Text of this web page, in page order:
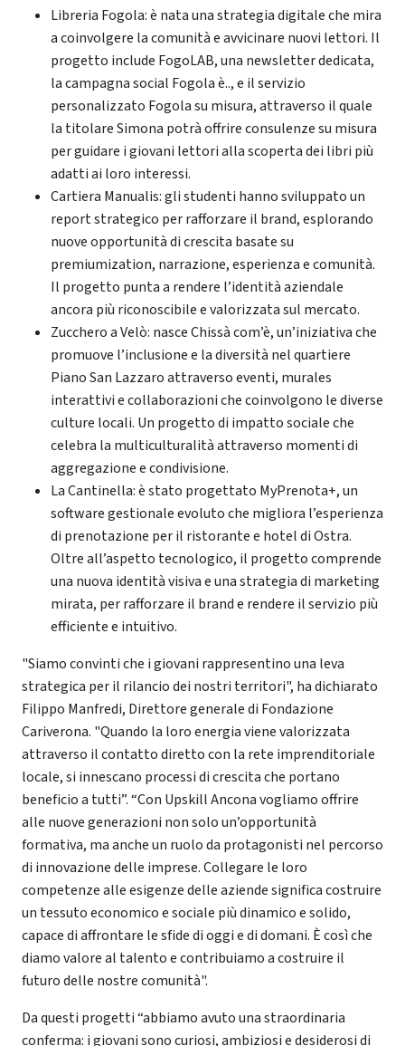
Libreria Fogola: è nata una strategia digitale che mira
a coinvolgere la comunità e avvicinare nuovi lettori. Il
progetto include FogoLAB, una newsletter dedicata,
la campagna social Fogola è.., e il servizio
personalizzato Fogola su misura, attraverso il quale
la titolare Simona potrà offrire consulenze su misura
per guidare i giovani lettori alla scoperta dei libri più
adatti ai loro interessi.
Cartiera Manualis: gli studenti hanno sviluppato un
report strategico per rafforzare il brand, esplorando
nuove opportunità di crescita basate su
premiumization, narrazione, esperienza e comunità.
Il progetto punta a rendere l’identità aziendale
ancora più riconoscibile e valorizzata sul mercato.
Zucchero a Velò: nasce Chissà com’è, un’iniziativa che
promuove l’inclusione e la diversità nel quartiere
Piano San Lazzaro attraverso eventi, murales
interattivi e collaborazioni che coinvolgono le diverse
culture locali. Un progetto di impatto sociale che
celebra la multiculturalità attraverso momenti di
aggregazione e condivisione.
La Cantinella: è stato progettato MyPrenota+, un
software gestionale evoluto che migliora l’esperienza
di prenotazione per il ristorante e hotel di Ostra.
Oltre all’aspetto tecnologico, il progetto comprende
una nuova identità visiva e una strategia di marketing
mirata, per rafforzare il brand e rendere il servizio più
efficiente e intuitivo.
"Siamo convinti che i giovani rappresentino una leva
strategica per il rilancio dei nostri territori", ha dichiarato
Filippo Manfredi, Direttore generale di Fondazione
Cariverona. "Quando la loro energia viene valorizzata
attraverso il contatto diretto con la rete imprenditoriale
locale, si innescano processi di crescita che portano
beneficio a tutti”. “Con Upskill Ancona vogliamo offrire
alle nuove generazioni non solo un’opportunità
formativa, ma anche un ruolo da protagonisti nel percorso
di innovazione delle imprese. Collegare le loro
competenze alle esigenze delle aziende significa costruire
un tessuto economico e sociale più dinamico e solido,
capace di affrontare le sfide di oggi e di domani. È così che
diamo valore al talento e contribuiamo a costruire il
futuro delle nostre comunità".
Da questi progetti “abbiamo avuto una straordinaria
conferma: i giovani sono curiosi, ambiziosi e desiderosi di